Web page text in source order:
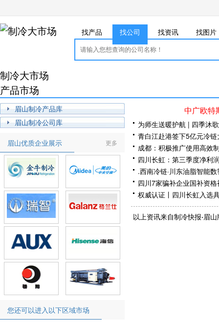
找产品 找公司 找资讯 找图片
制冷大市场
产品市场
眉山制冷产品库
眉山制冷公司库
更多
眉山优质企业展示
您还可以进入以下区域市场
中广欧特
为师生送暖护航 | 四季沐
青白江赴港签下5亿元冷链
成都：积极推广使用高效
四川长虹：第三季度净利
.西南冷链·川东油脂智能
四川7家骗补企业国补资
权威认证丨四川长虹入选
单”
四川长虹开展2025年度股
以上资讯来自制冷快报·眉山